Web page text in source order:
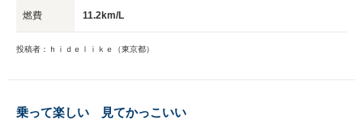
燃費 11.2km/L
投稿者：ｈｉｄｅｌｉｋｅ（東京都）
乗って楽しい 見てかっこいい